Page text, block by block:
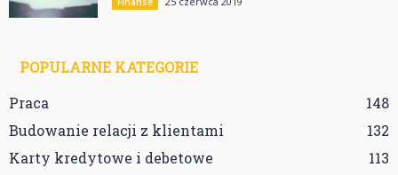
POPULARNE KATEGORIE
Praca
148
Budowanie relacji z klientami
132
Karty kredytowe i debetowe
113